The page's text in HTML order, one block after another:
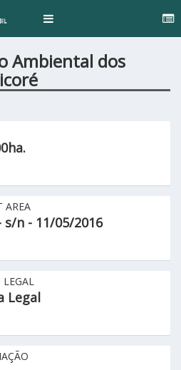
Toggle
Ambiental dos
AREA
s/n - 11/05/2016
LEGAL
Legal